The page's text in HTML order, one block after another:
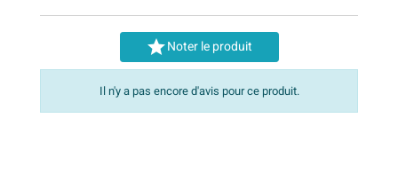
Noter le produit
Il n'y a pas encore d'avis pour ce produit.